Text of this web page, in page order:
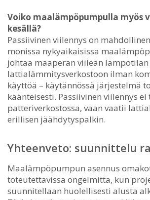
Voiko maalämpöpumpulla myös
kesällä?
Passiivinen viilennys on
monissa nykyaikaisissa
johtaa maaperän viileän
lattialämmitysverkostoon ilman
käyttöä – käytännössä järjestelmä
käänteisesti. Passiivinen viilennys ei
patteriverkostossa, vaan vaatii
erillisen jäähdytyspalkin.
Yhteenveto: suunnittelu
Maalämpöpumpun asennus
toteutettavissa ongelmitta, kun
suunnitellaan huolellisesti alusta